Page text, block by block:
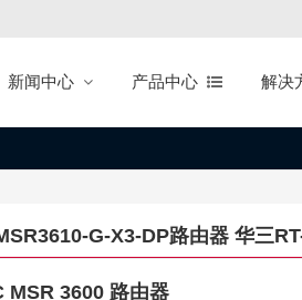
新闻中心 产品中心 解决
G-X3-DP路由器 华三
MSR 3600 路由器